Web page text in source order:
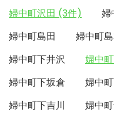
婦中町沢田 (3件)
婦
婦中町島田
婦中町
婦中町下井沢
婦中
婦中町下坂倉
婦中
婦中町下吉川
婦中